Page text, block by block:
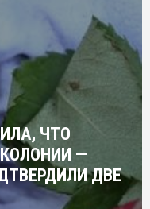
ЧТО
—
ДВЕ